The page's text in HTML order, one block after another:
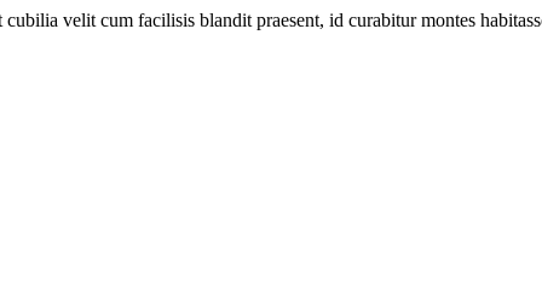
velit cum facilisis blandit praesent, id curabitur montes